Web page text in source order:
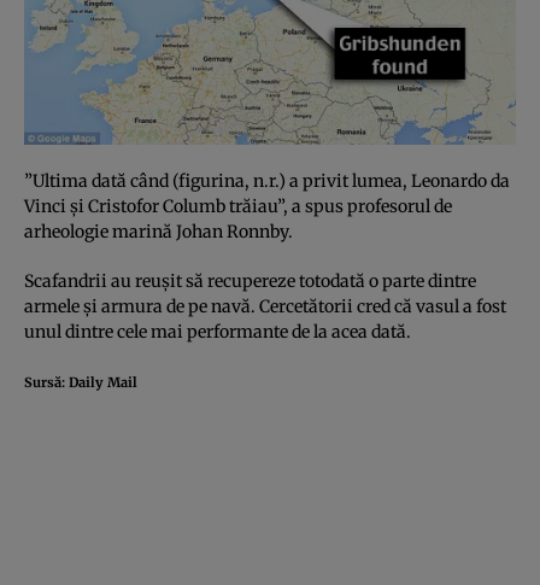
”Ultima dată când (figurina, n.r.) a privit lumea, Leonardo da
Vinci şi Cristofor Columb trăiau”, a spus profesorul de
arheologie marină Johan Ronnby.
Scafandrii au reuşit să recupereze totodată o parte dintre
armele şi armura de pe navă. Cercetătorii cred că vasul a fost
unul dintre cele mai performante de la acea dată.
Sursă: Daily Mail